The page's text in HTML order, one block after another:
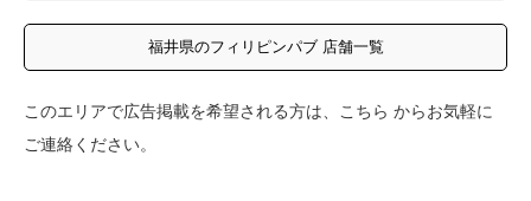
福井県のフィリピンパブ 店舗一覧
このエリアで広告掲載を希望される方は、 こちら からお気軽に
ご連絡ください。